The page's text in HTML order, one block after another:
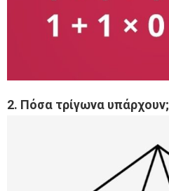
2. Πόσα τρίγωνα υπάρχουν;